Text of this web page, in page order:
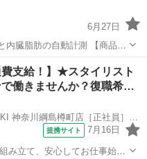
6月27日
肪の自動計測 【商品状
ありますが、 大きな傷や汚
でした。 【発送】 特
電 体重計
費支給！】★スタイリスト
働きませんか？復職希…
提携サイト 7月16日
み立て、安心してお仕事始め